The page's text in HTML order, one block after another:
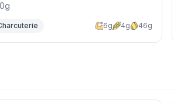
6g 4g 46g